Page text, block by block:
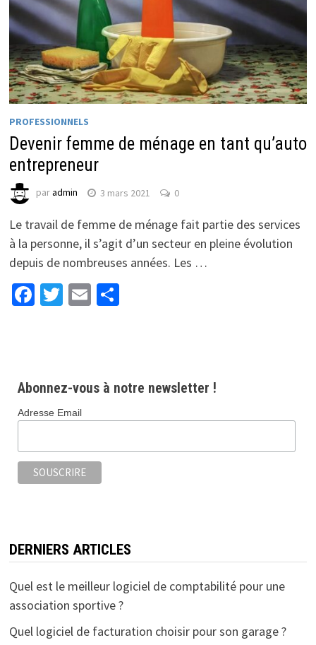
PROFESSIONNELS
Devenir femme de ménage en tant qu’auto
entrepreneur
paradmin 3 mars 2021 0
Le travail de femme de ménage fait partie des services
à la personne, il s’agit d’un secteur en pleine évolution
depuis de nombreuses années. Les …
Facebook
Twitter
EmailPartager
Abonnez-vous à notre newsletter !
Adresse Email
DERNIERS ARTICLES
Quel est le meilleur logiciel de comptabilité pour une
association sportive ?
Quel logiciel de facturation choisir pour son garage ?